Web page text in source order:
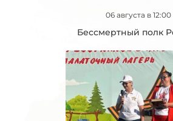
06 августа в 12:00
Бессмертный полк